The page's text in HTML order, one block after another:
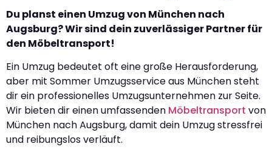
Du planst einen Umzug von München nach
Augsburg? Wir sind dein zuverlässiger Partner für
den Möbeltransport!
Ein Umzug bedeutet oft eine große Herausforderung,
aber mit Sommer Umzugsservice aus München steht
dir ein professionelles Umzugsunternehmen zur Seite.
Wir bieten dir einen umfassenden Möbeltransport von
München nach Augsburg, damit dein Umzug stressfrei
und reibungslos verläuft.